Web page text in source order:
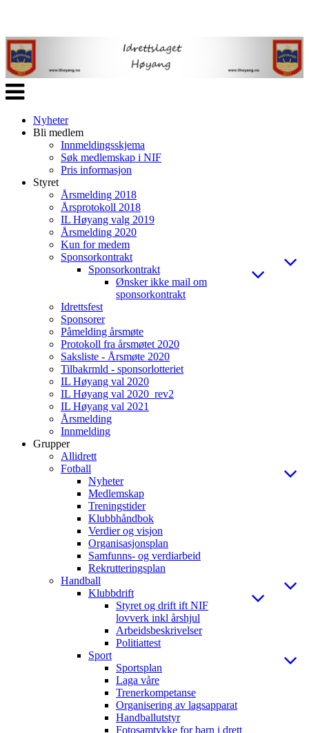
Veksle
navigasjon
Nyheter
Bli medlem
Innmeldingsskjema
Søk medlemskap i NIF
Pris informasjon
Styret
Årsmelding 2018
Årsprotokoll 2018
IL Høyang valg 2019
Årsmelding 2020
Kun for medem
Sponsorkontrakt
Sponsorkontrakt
Ønsker ikke mail om
sponsorkontrakt
Idrettsfest
Sponsorer
Påmelding årsmøte
Protokoll fra årsmøtet 2020
Saksliste - Årsmøte 2020
Tilbakrmld - sponsorlotteriet
IL Høyang val 2020
IL Høyang val 2020_rev2
IL Høyang val 2021
Årsmelding
Innmelding
Grupper
Allidrett
Fotball
Nyheter
Medlemskap
Treningstider
Klubbhåndbok
Verdier og visjon
Organisasjonsplan
Samfunns- og verdiarbeid
Rekrutteringsplan
Handball
Klubbdrift
Styret og drift ift NIF
lovverk inkl årshjul
Arbeidsbeskrivelser
Politiattest
Sport
Sportsplan
Laga våre
Trenerkompetanse
Organisering av lagsapparat
Handballutstyr
Fotosamtykke for barn i drett